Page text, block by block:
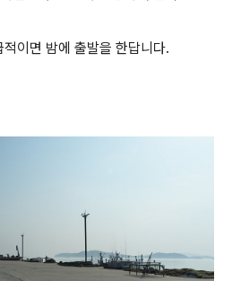
이면 밤에 출발을 한답니다.